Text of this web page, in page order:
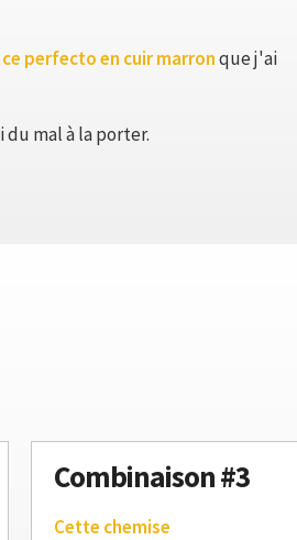
ce perfecto en cuir marronque j'ai
mal à la porter.
Combinaison #3
Cette chemise